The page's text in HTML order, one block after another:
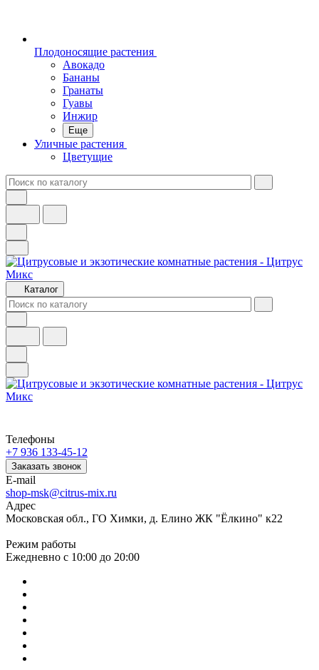
Плодоносящие растения
Авокадо
Бананы
Гранаты
Гуавы
Инжир
Еще
Уличные растения
Цветущие
Каталог
Телефоны
+7 936 133-45-12
Заказать звонок
E-mail
shop-msk@citrus-mix.ru
Адрес
Московская обл., ГО Химки, д. Елино ЖК "Ёлкино" к22
Режим работы
Ежедневно с 10:00 до 20:00